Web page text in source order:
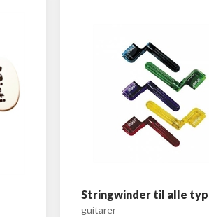
Stringwinder til alle
guitarer